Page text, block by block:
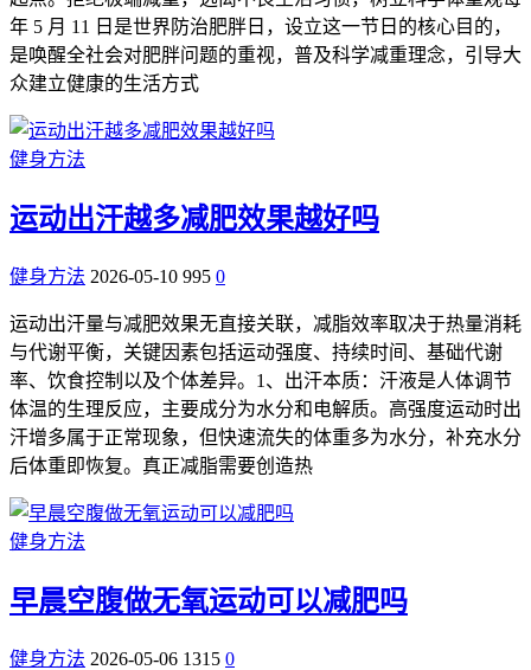
年 5 月 11 日是世界防治肥胖日，设立这一节日的核心目的，
是唤醒全社会对肥胖问题的重视，普及科学减重理念，引导大
众建立健康的生活方式
健身方法
运动出汗越多减肥效果越好吗
健身方法 2026-05-10 995 0
运动出汗量与减肥效果无直接关联，减脂效率取决于热量消耗
与代谢平衡，关键因素包括运动强度、持续时间、基础代谢
率、饮食控制以及个体差异。1、出汗本质：汗液是人体调节
体温的生理反应，主要成分为水分和电解质。高强度运动时出
汗增多属于正常现象，但快速流失的体重多为水分，补充水分
后体重即恢复。真正减脂需要创造热
健身方法
早晨空腹做无氧运动可以减肥吗
健身方法 2026-05-06 1315 0